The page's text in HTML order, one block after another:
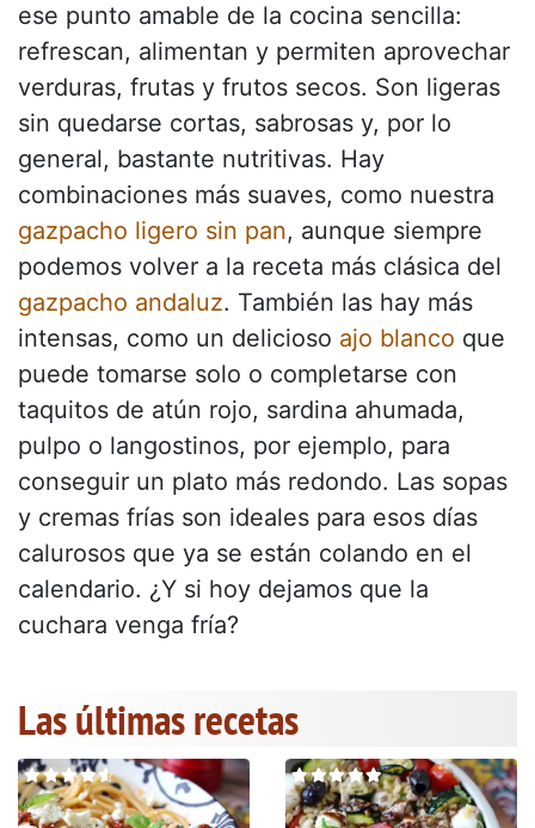
ese punto amable de la cocina sencilla:
refrescan, alimentan y permiten aprovechar
verduras, frutas y frutos secos. Son ligeras
sin quedarse cortas, sabrosas y, por lo
general, bastante nutritivas. Hay
combinaciones más suaves, como nuestra
gazpacho ligero sin pan, aunque siempre
podemos volver a la receta más clásica del
gazpacho andaluz. También las hay más
intensas, como un delicioso ajo blanco que
puede tomarse solo o completarse con
taquitos de atún rojo, sardina ahumada,
pulpo o langostinos, por ejemplo, para
conseguir un plato más redondo. Las sopas
y cremas frías son ideales para esos días
calurosos que ya se están colando en el
calendario. ¿Y si hoy dejamos que la
cuchara venga fría?
Las últimas recetas